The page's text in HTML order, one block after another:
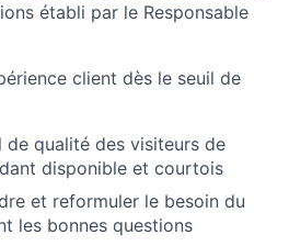
établi par le Responsable
client dès le seuil de
de qualité des visiteurs de
disponible et courtois
et reformuler le besoin du
les bonnes questions